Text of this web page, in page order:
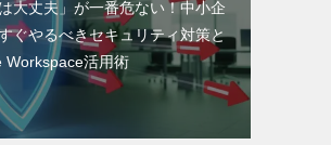
は大丈夫」が一番危ない！中小企
ぐやるべきセキュリティ対策と
Workspace活用術